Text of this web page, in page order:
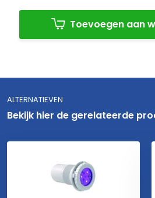
Toevoegen aan
ALTERNATIEVEN
Bekijk hier de gerelateerde